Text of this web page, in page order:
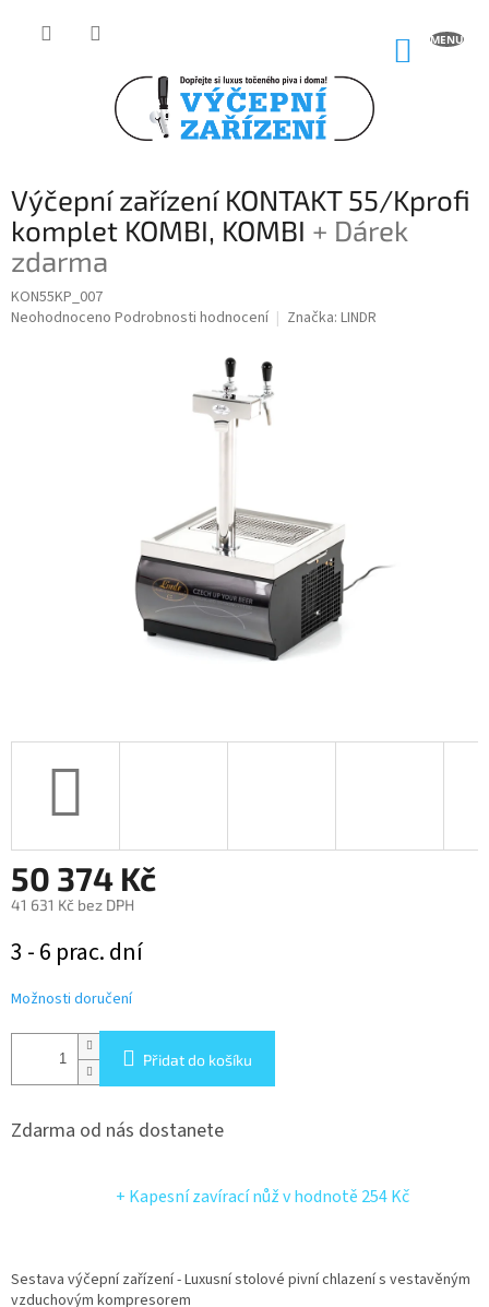
Výčepní zařízení KONTAKT 55/Kprofi
komplet KOMBI, KOMBI + Dárek
zdarma
KON55KP_007
Průměrné
Neohodnoceno Podrobnosti hodnocení Značka: LINDR
50 374 Kč
41 631 Kč bez DPH
cena:
3 - 6 prac. dní
Možnosti doručení
Přidat do košíku
Zdarma od nás dostanete
+ Kapesní zavírací nůžv hodnotě 254 Kč
Sestava výčepní zařízení - Luxusní stolové pivní chlazení s vestavěným
vzduchovým kompresorem